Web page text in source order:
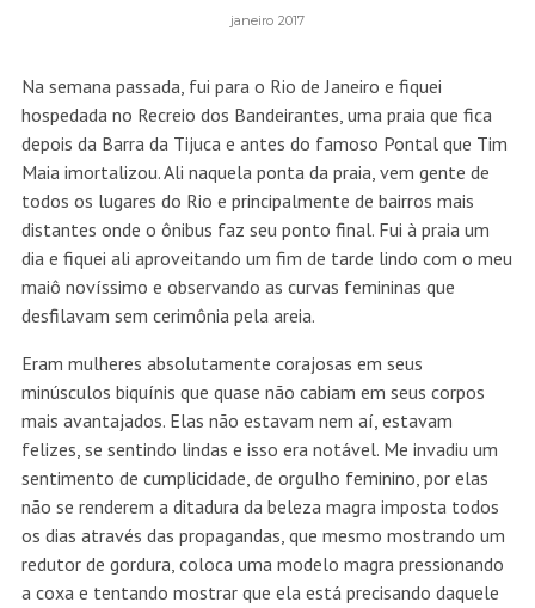
janeiro 2017
Na semana passada, fui para o Rio de Janeiro e fiquei
hospedada no Recreio dos Bandeirantes, uma praia que fica
depois da Barra da Tijuca e antes do famoso Pontal que Tim
Maia imortalizou. Ali naquela ponta da praia, vem gente de
todos os lugares do Rio e principalmente de bairros mais
distantes onde o ônibus faz seu ponto final. Fui à praia um
dia e fiquei ali aproveitando um fim de tarde lindo com o meu
maiô novíssimo e observando as curvas femininas que
desfilavam sem cerimônia pela areia.
Eram mulheres absolutamente corajosas em seus
minúsculos biquínis que quase não cabiam em seus corpos
mais avantajados. Elas não estavam nem aí, estavam
felizes, se sentindo lindas e isso era notável. Me invadiu um
sentimento de cumplicidade, de orgulho feminino, por elas
não se renderem a ditadura da beleza magra imposta todos
os dias através das propagandas, que mesmo mostrando um
redutor de gordura, coloca uma modelo magra pressionando
a coxa e tentando mostrar que ela está precisando daquele